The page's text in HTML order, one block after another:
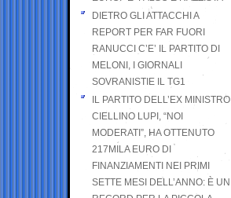
DIETRO GLI ATTACCHI A
REPORT PER FAR FUORI
RANUCCI C’E’ IL PARTITO DI
MELONI, I GIORNALI
SOVRANISTIE IL TG1
IL PARTITO DELL’EX MINISTRO
CIELLINO LUPI, “NOI
MODERATI”, HA OTTENUTO
217MILA EURO DI
FINANZIAMENTI NEI PRIMI
SETTE MESI DELL’ANNO: È UN